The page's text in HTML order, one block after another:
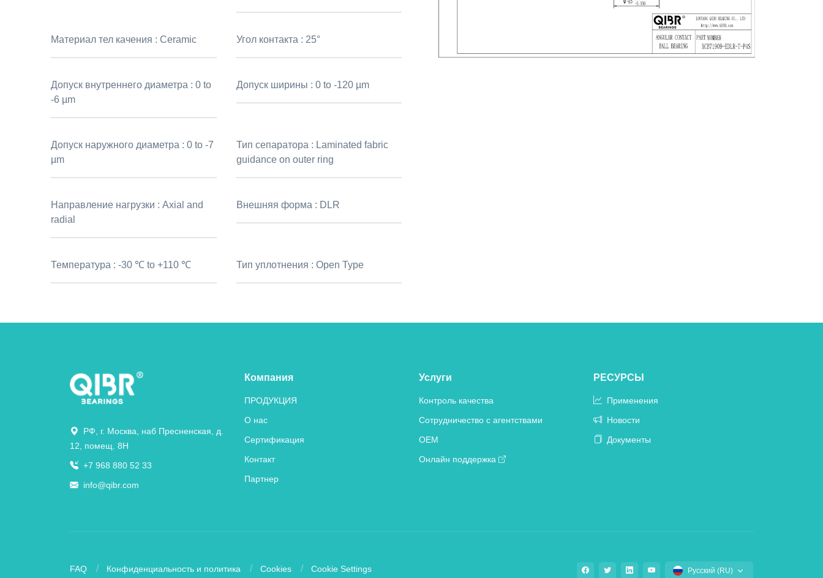
Материал тел качения :Ceramic Угол контакта : 25°
Допуск внутреннего диаметра :0 to
-6 µm
Допуск ширины : 0 to -120 µm
Допуск наружного диаметра :0 to -7
µm
Тип сепаратора : Laminated fabric
guidance on outer ring
Направление нагрузки :Axial and
radial
Внешняя форма : DLR
Температура :-30 ℃ to +110 ℃ Тип уплотнения : Open Type
РФ, г. Москва, наб Пресненская, д.
12, помещ. 8Н
+7 968 880 52 33
info@qibr.com
Компания
ПРОДУКЦИЯ
О нас
Сертификация
Контакт
Партнер
Услуги
Контроль качества
Сотрудничество с агентствами
OEM
Онлайн поддержка
РЕСУРСЫ
Применения
Новости
Документы
FAQ Конфиденциальность и политика Cookies Cookie Settings Русский (RU)